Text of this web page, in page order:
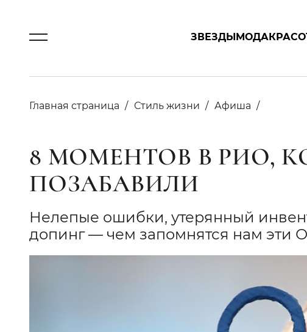
ЗВЕЗДЫМОДА
Главная страница Стиль жизни Афиша
8 МОМЕНТОВ В РИО,
ПОЗАБАВИЛИ
Нелепые ошибки, утерянный
допинг — чем запомнятся нам эти